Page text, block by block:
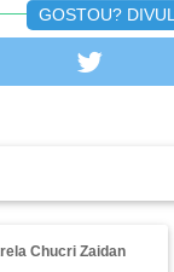
GOSTOU?
Chucri Zaidan